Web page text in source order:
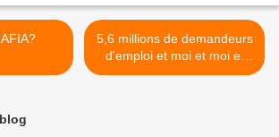
5,6 millions de demandeurs
d'emploi et moi et moi et
toi* >